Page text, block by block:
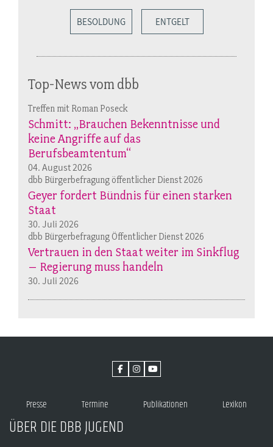
BESOLDUNG ENTGELT
Top-News vom dbb
Treffen mit Roman Poseck
Schmitt: „Brauchen Bekenntnisse und
keine Angriffe auf das
Berufsbeamtentum“
04. August 2026
dbb Bürgerbefragung öffentlicher Dienst 2026
Geyer fordert Bündnis für einen starken
Staat
30. Juli 2026
dbb Bürgerbefragung Öffentlicher Dienst 2026
Vertrauen in den Staat weiter im Sinkflug
– Regierung muss handeln
30. Juli 2026
Presse Termine Publikationen Lexikon
ÜBER DIE DBB JUGEND